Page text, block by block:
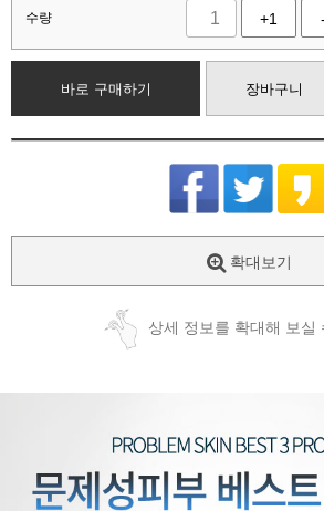
수량 +1
바로 구매하기 장바구니
확대보기
상세 정보를 확대해 보실